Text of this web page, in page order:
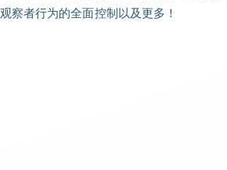
察者行为的全面控制以及更多！